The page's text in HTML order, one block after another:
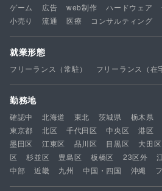
ゲーム
広告 web制作 ハードウェア
小売り
流通 医療 コンサルティング
就業形態
フリーランス（常駐） フリーランス（在
勤務地
確認中 北海道 東北 茨城県 栃木県
東京都
北区 千代田区 中央区 港区
墨田区
江東区 品川区 目黒区 大田区
区
杉並区 豊島区 板橋区 23区外
中部
近畿 九州 中国・四国 沖縄